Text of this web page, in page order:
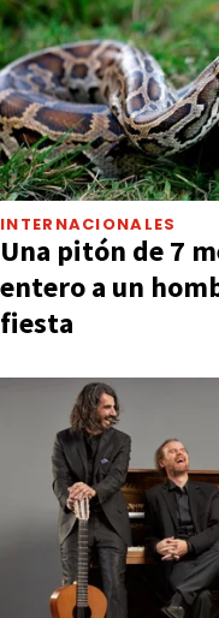
INTERNACIONALES
Una pitón de 7
entero a un
fiesta